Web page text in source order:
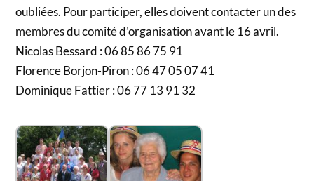
oubliées. Pour participer, elles doivent contacter un des
membres du comité d’organisation avant le 16 avril.
Nicolas Bessard : 06 85 86 75 91
Florence Borjon-Piron : 06 47 05 07 41
Dominique Fattier : 06 77 13 91 32